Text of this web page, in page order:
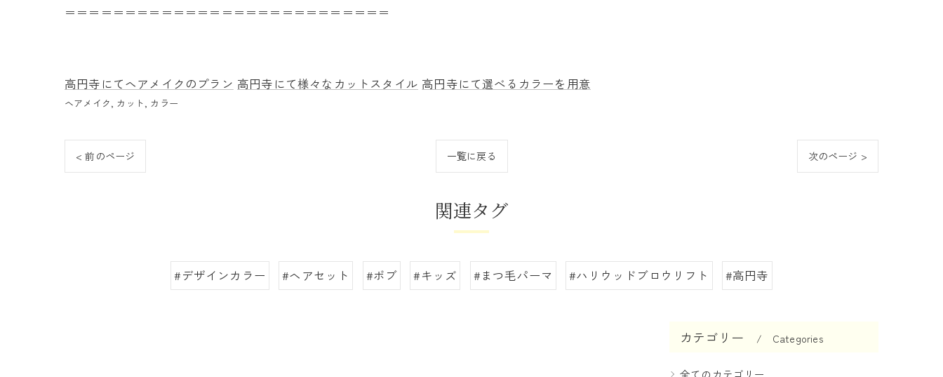
＝＝＝＝＝＝＝＝＝＝＝＝＝＝＝＝＝＝＝＝＝＝＝＝＝＝＝
高円寺にてヘアメイクのプラン 高円寺にて様々なカットスタイル 高円寺にて選べるカラーを用意
ヘアメイク カット カラー
< 前のページ 一覧に戻る 次のページ >
関連タグ
#デザインカラー #ヘアセット #ボブ #キッズ #まつ毛パーマ #ハリウッドブロウリフト #高円寺
カテゴリー Categories
全てのカテゴリー